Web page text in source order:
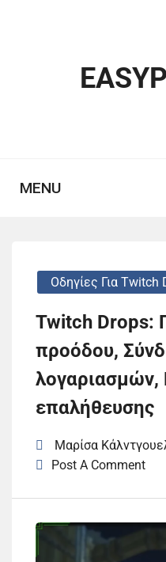
MENU
Οδηγίες Για Twitch
Twitch Drops:
προόδου,
λογαριασμών,
επαλήθευσης
Μαρίσα
Post A Comment